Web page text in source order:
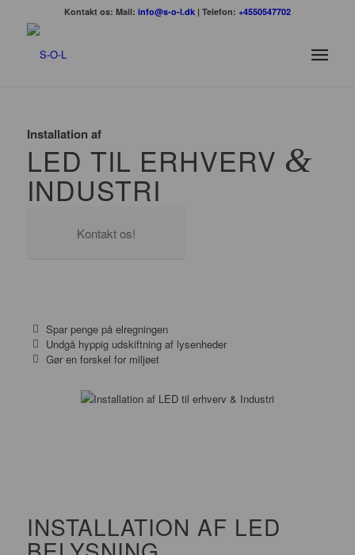
Kontakt os: Mail: info@s-o-l.dk| Telefon: +4550547702
Installation af
LED TIL ERHVERV &
INDUSTRI
Kontakt os!
Spar penge på elregningen
Undgå hyppig udskiftning af lysenheder
Gør en forskel for miljøet
INSTALLATION AF LED